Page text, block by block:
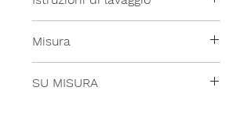
in lavatrice a temperatura
moderata.
Misura
- 180x180cm
SU MISURA